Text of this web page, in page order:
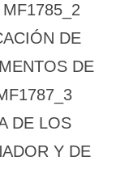
MF1785_2
DE
DE
DE LOS
Y DE